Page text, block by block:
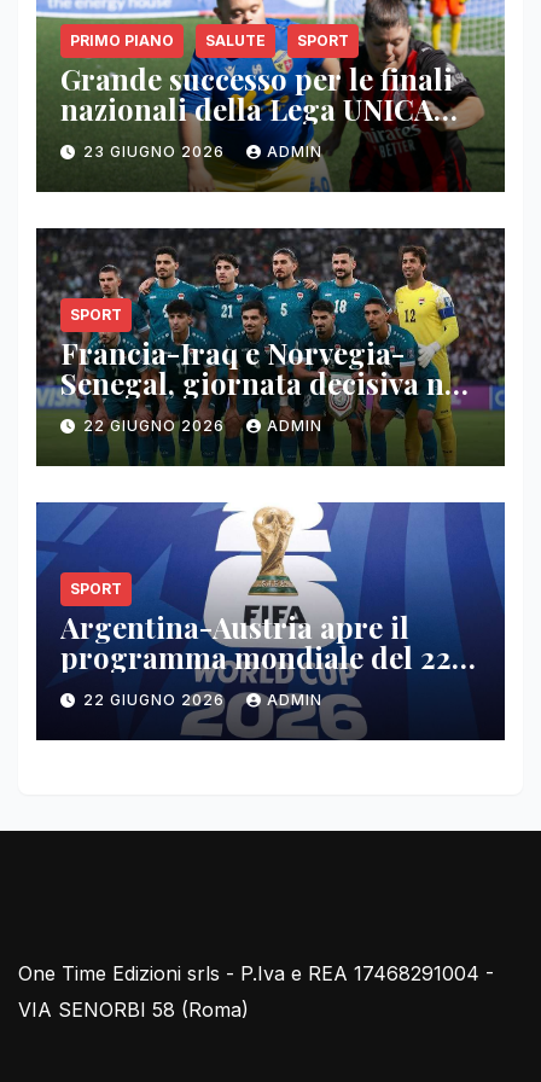
PRIMO PIANO SALUTE SPORT
Grande successo per le finali
nazionali della Lega UNICA
Snam: tre giorni di sport,
inclusione e condivisione
23 GIUGNO 2026 ADMIN
SPORT
Francia-Iraq e Norvegia-
Senegal, giornata decisiva nel
gruppo I
22 GIUGNO 2026 ADMIN
SPORT
Argentina-Austria apre il
programma mondiale del 22
giugno
22 GIUGNO 2026 ADMIN
One Time Edizioni srls - P.Iva e REA 17468291004 -
VIA SENORBI 58 (Roma)